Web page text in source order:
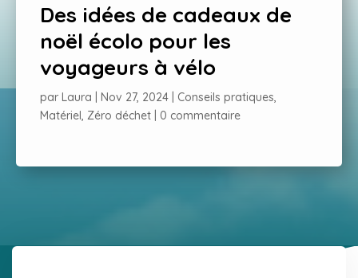
Des idées de cadeaux de
noël écolo pour les
voyageurs à vélo
par Laura Nov 27, 2024 Conseils pratiques,
Matériel, Zéro déchet 0 commentaire